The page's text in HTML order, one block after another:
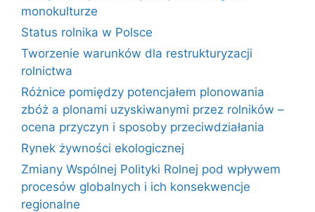
monokulturze
Status rolnika w Polsce
Tworzenie warunków dla restrukturyzacji
rolnictwa
Różnice pomiędzy potencjałem plonowania
zbóż a plonami uzyskiwanymi przez rolników –
ocena przyczyn i sposoby przeciwdziałania
Rynek żywności ekologicznej
Zmiany Wspólnej Polityki Rolnej pod wpływem
procesów globalnych i ich konsekwencje
regionalne